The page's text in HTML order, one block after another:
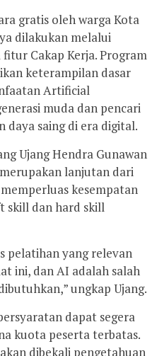
gratis oleh warga Kota
dilakukan melalui
Cakap Kerja. Program
keterampilan dasar
Artificial
muda dan pencari
daya saing di era digital.
Ujang Hendra Gunawan
lanjutan dari
kesempatan
skill dan hard skill
pelatihan yang relevan
ini, dan AI adalah salah
ungkap Ujang.
dapat segera
kuota peserta terbatas.
dibekali pengetahuan